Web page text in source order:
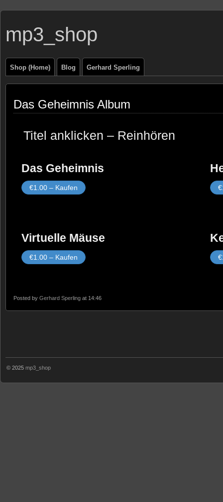
mp3_shop
Shop (Home) Blog Gerhard Sperling
Das Geheimnis Album
Titel anklicken – Reinhören
Das Geheimnis
€1.00 – Kaufen
Virtuelle Mäuse
€1.00 – Kaufen
Posted by Gerhard Sperling at 14:46
© 2025 mp3_shop